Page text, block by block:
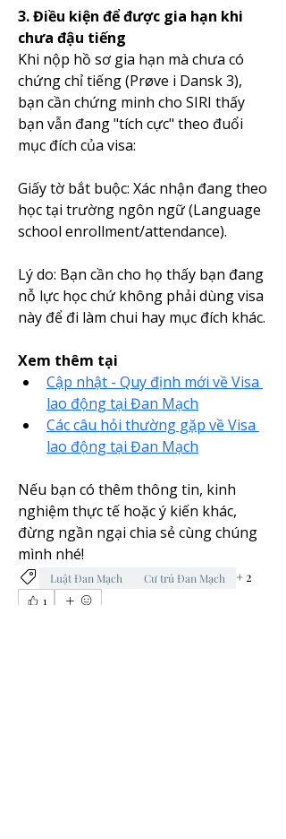
3. Điều kiện để được gia hạn khi
chưa đậu tiếng
Khi nộp hồ sơ gia hạn mà chưa có
chứng chỉ tiếng (Prøve i Dansk 3),
bạn cần chứng minh cho SIRI thấy
bạn vẫn đang "tích cực" theo đuổi
mục đích của visa:
Giấy tờ bắt buộc: Xác nhận đang theo
học tại trường ngôn ngữ (Language
school enrollment/attendance).
Lý do: Bạn cần cho họ thấy bạn đang
nỗ lực học chứ không phải dùng visa
này để đi làm chui hay mục đích khác.
Xem thêm tại
Cập nhật - Quy định mới về Visa
lao động tại Đan Mạch
Các câu hỏi thường gặp về Visa
lao động tại Đan Mạch
Nếu bạn có thêm thông tin, kinh
nghiệm thực tế hoặc ý kiến khác,
đừng ngần ngại chia sẻ cùng chúng
mình nhé!
Luật Đan Mạch Cư trú Đan Mạch +2
1